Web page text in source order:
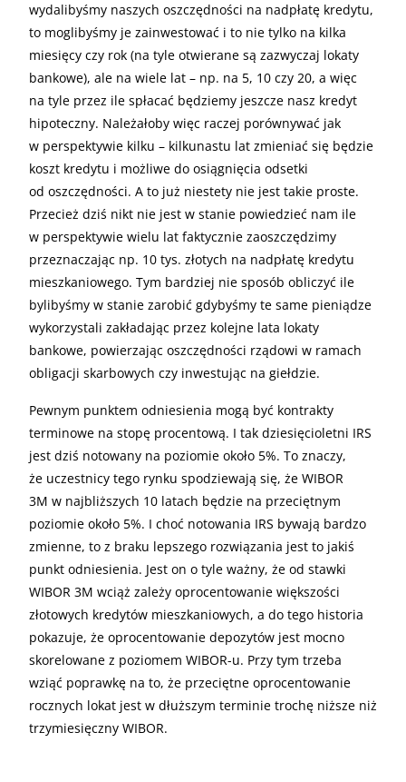
wydalibyśmy naszych oszczędności na nadpłatę kredytu,
to moglibyśmy je zainwestować i to nie tylko na kilka
miesięcy czy rok (na tyle otwierane są zazwyczaj lokaty
bankowe), ale na wiele lat – np. na 5, 10 czy 20, a więc
na tyle przez ile spłacać będziemy jeszcze nasz kredyt
hipoteczny. Należałoby więc raczej porównywać jak
w perspektywie kilku – kilkunastu lat zmieniać się będzie
koszt kredytu i możliwe do osiągnięcia odsetki
od oszczędności. A to już niestety nie jest takie proste.
Przecież dziś nikt nie jest w stanie powiedzieć nam ile
w perspektywie wielu lat faktycznie zaoszczędzimy
przeznaczając np. 10 tys. złotych na nadpłatę kredytu
mieszkaniowego. Tym bardziej nie sposób obliczyć ile
bylibyśmy w stanie zarobić gdybyśmy te same pieniądze
wykorzystali zakładając przez kolejne lata lokaty
bankowe, powierzając oszczędności rządowi w ramach
obligacji skarbowych czy inwestując na giełdzie.
Pewnym punktem odniesienia mogą być kontrakty
terminowe na stopę procentową. I tak dziesięcioletni IRS
jest dziś notowany na poziomie około 5%. To znaczy,
że uczestnicy tego rynku spodziewają się, że WIBOR
3M w najbliższych 10 latach będzie na przeciętnym
poziomie około 5%. I choć notowania IRS bywają bardzo
zmienne, to z braku lepszego rozwiązania jest to jakiś
punkt odniesienia. Jest on o tyle ważny, że od stawki
WIBOR 3M wciąż zależy oprocentowanie większości
złotowych kredytów mieszkaniowych, a do tego historia
pokazuje, że oprocentowanie depozytów jest mocno
skorelowane z poziomem WIBOR-u. Przy tym trzeba
wziąć poprawkę na to, że przeciętne oprocentowanie
rocznych lokat jest w dłuższym terminie trochę niższe niż
trzymiesięczny WIBOR.